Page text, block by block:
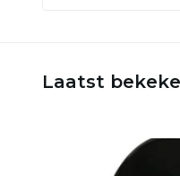
Laatst